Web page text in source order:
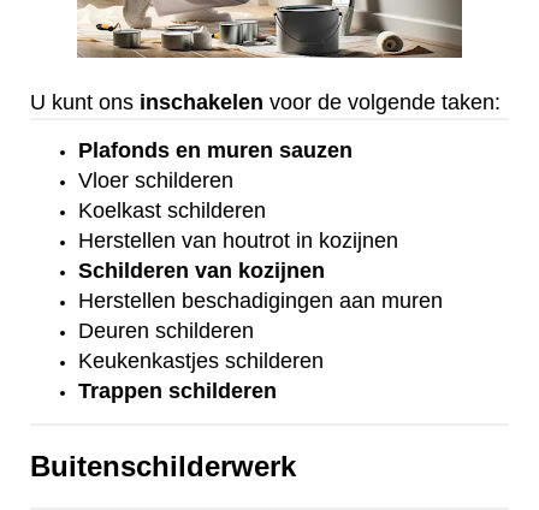
U kunt ons inschakelen voor de volgende taken:
Plafonds en muren sauzen
Vloer schilderen
Koelkast schilderen
Herstellen van houtrot in kozijnen
Schilderen van kozijnen
Herstellen beschadigingen aan muren
Deuren schilderen
Keukenkastjes schilderen
Trappen schilderen
Buitenschilderwerk